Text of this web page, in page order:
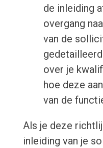
de inleiding
overgang
van de
over je
hoe deze
van de
Als je deze
inleiding van je